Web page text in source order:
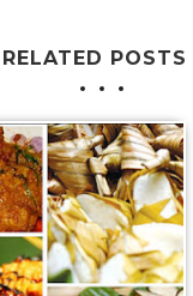
RELATED POSTS